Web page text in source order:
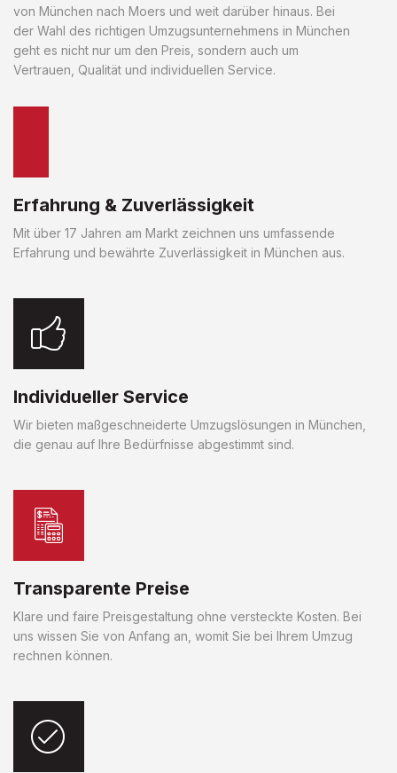
von München nach Moers und weit darüber hinaus. Bei
der Wahl des richtigen Umzugsunternehmens in München
geht es nicht nur um den Preis, sondern auch um
Vertrauen, Qualität und individuellen Service.
Erfahrung & Zuverlässigkeit
Mit über 17 Jahren am Markt zeichnen uns umfassende
Erfahrung und bewährte Zuverlässigkeit in München aus.
Individueller Service
Wir bieten maßgeschneiderte Umzugslösungen in München,
die genau auf Ihre Bedürfnisse abgestimmt sind.
Transparente Preise
Klare und faire Preisgestaltung ohne versteckte Kosten. Bei
uns wissen Sie von Anfang an, womit Sie bei Ihrem Umzug
rechnen können.